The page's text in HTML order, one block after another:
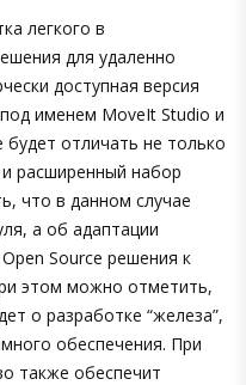
легкого в
для удаленно
доступная версия
именем MoveIt Studio и
отличать не только
расширенный набор
что в данном случае
а об адаптации
Source решения к
этом можно отметить,
о разработке “железа”,
обеспечения. При
также обеспечит